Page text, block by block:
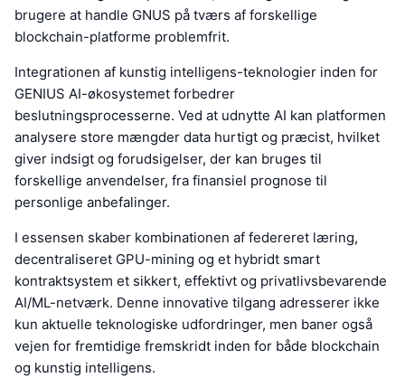
brugere at handle GNUS på tværs af forskellige
blockchain-platforme problemfrit.
Integrationen af kunstig intelligens-teknologier inden for
GENIUS AI-økosystemet forbedrer
beslutningsprocesserne. Ved at udnytte AI kan platformen
analysere store mængder data hurtigt og præcist, hvilket
giver indsigt og forudsigelser, der kan bruges til
forskellige anvendelser, fra finansiel prognose til
personlige anbefalinger.
I essensen skaber kombinationen af federeret læring,
decentraliseret GPU-mining og et hybridt smart
kontraktsystem et sikkert, effektivt og privatlivsbevarende
AI/ML-netværk. Denne innovative tilgang adresserer ikke
kun aktuelle teknologiske udfordringer, men baner også
vejen for fremtidige fremskridt inden for både blockchain
og kunstig intelligens.